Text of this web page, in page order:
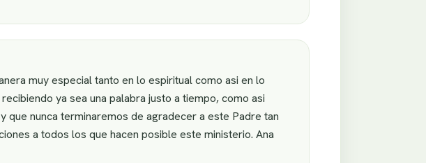
muy especial tanto en lo espiritual como asi en lo
ya sea una palabra justo a tiempo, como asi
nunca terminaremos de agradecer a este Padre tan
a todos los que hacen posible este ministerio. Ana